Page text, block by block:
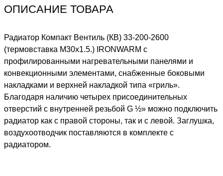
ОПИСАНИЕ ТОВАРА
Радиатор Компакт Вентиль (КВ) 33-200-2600
(термовставка М30х1.5.) IRONWARM с
профилированными нагревательными панелями и
конвекционными элементами, снабженные боковыми
накладками и верхней накладкой типа «гриль».
Благодаря наличию четырех присоединительных
отверстий с внутренней резьбой G ½» можно подключить
радиатор как с правой стороны, так и с левой. Заглушка,
воздухоотводчик поставляются в комплекте с
радиатором.